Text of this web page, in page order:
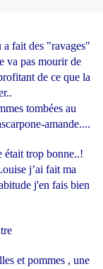
a fait des "ravages"
va pas mourir de
de ce que la
tombées au
amande....
était trop bonne..!
j’ai fait ma
j'en fais bien
et pommes , une